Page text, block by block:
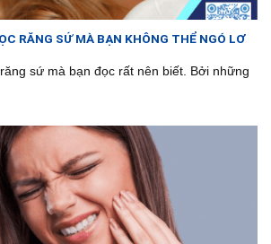
RĂNG SỨ MÀ BẠN KHÔNG THỂ NGÓ LƠ
sứ mà bạn đọc rất nên biết. Bởi những